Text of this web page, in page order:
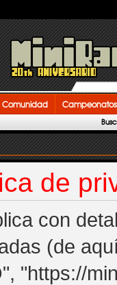
Comunidad Campeonatos
de
con
(de
"https://